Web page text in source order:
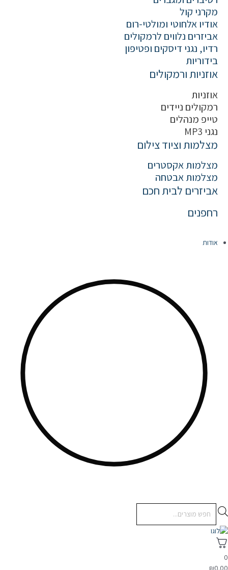
מקרני קול
אודיו אלחוטי ומולטי-רום
אביזרים נלווים לרמקולים
רדיו, נגני דיסקים ופטיפון
בידוריות
אוזניות ורמקולים
אוזניות
רמקולים ניידים
טייפ מנהלים
נגני MP3
מצלמות וציוד צילום
מצלמות אקסטרים
מצלמות אבטחה
אביזרים לבית חכם
רחפנים
אודות
Products
search
₪